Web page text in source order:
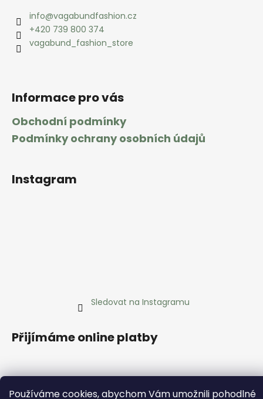
Používáme cookies, abychom Vám umožnili pohodlné
info@vagabundfashion.cz
+420 739 800 374
vagabund_fashion_store
Informace pro vás
Obchodní podmínky
Podmínky ochrany osobních údajů
Instagram
Sledovat na Instagramu
Přijímáme online platby